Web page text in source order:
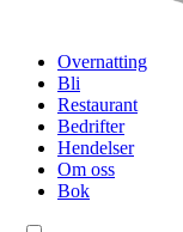
Overnatting
Bli
Restaurant
Bedrifter
Hendelser
Om oss
Bok